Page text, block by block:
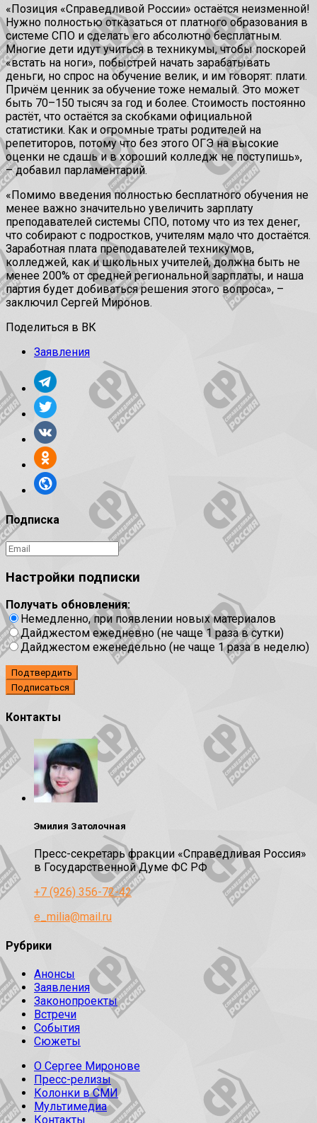
«Позиция «Справедливой России» остаётся неизменной!
Нужно полностью отказаться от платного образования в
системе СПО и сделать его абсолютно бесплатным.
Многие дети идут учиться в техникумы, чтобы поскорей
«встать на ноги», побыстрей начать зарабатывать
деньги, но спрос на обучение велик, и им говорят: плати.
Причём ценник за обучение тоже немалый. Это может
быть 70–150 тысяч за год и более. Стоимость постоянно
растёт, что остаётся за скобками официальной
статистики. Как и огромные траты родителей на
репетиторов, потому что без этого ОГЭ на высокие
оценки не сдашь и в хороший колледж не поступишь»,
– добавил парламентарий.
«Помимо введения полностью бесплатного обучения не
менее важно значительно увеличить зарплату
преподавателей системы СПО, потому что из тех денег,
что собирают с подростков, учителям мало что достаётся.
Заработная плата преподавателей техникумов,
колледжей, как и школьных учителей, должна быть не
менее 200% от средней региональной зарплаты, и наша
партия будет добиваться решения этого вопроса», –
заключил Сергей Миронов.
Поделиться в ВК
Заявления
Подписка
Настройки подписки
Получать обновления:
Немедленно, при появлении новых материалов
Дайджестом ежедневно (не чаще 1 раза в сутки)
Дайджестом еженедельно (не чаще 1 раза в неделю)
Подтвердить
Контакты
Эмилия Затолочная
Пресс-секретарь фракции «Справедливая Россия»
в Государственной Думе ФС РФ
+7 (926) 356-72-42
e_milia@mail.ru
Рубрики
Анонсы
Заявления
Законопроекты
Встречи
События
Сюжеты
О Сергее Миронове
Пресс-релизы
Колонки в СМИ
Мультимедиа
Контакты